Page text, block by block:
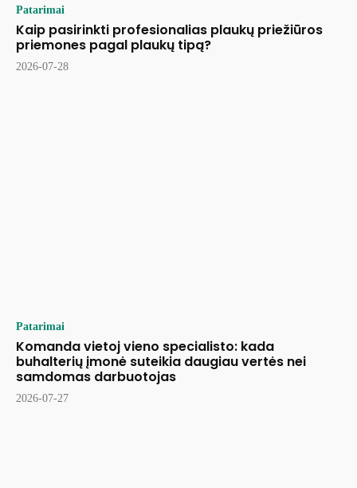
Patarimai
Kaip pasirinkti profesionalias plaukų priežiūros
priemones pagal plaukų tipą?
2026-07-28
Patarimai
Komanda vietoj vieno specialisto: kada
buhalterių įmonė suteikia daugiau vertės nei
samdomas darbuotojas
2026-07-27